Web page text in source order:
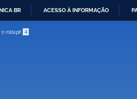
BR ACESSO À INFORMAÇÃO
o rodapé 4